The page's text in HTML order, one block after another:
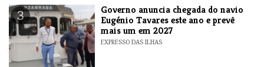
3
Governo anuncia chegada do navio
Eugénio Tavares este ano e prevê
mais um em 2027
EXPRESSO DAS ILHAS